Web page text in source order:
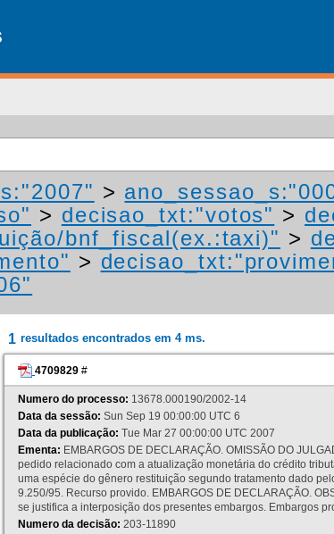
>
> decisao_txt:"votos" >
bnf_fiscal(ex.:taxi)" >
>
1 resultados encontrados em 4 ms.
4709829 #
Numero do processo: 13678.000190/2002-14
Data da sessão: Sun Sep 19 00:00:00 UTC 6
Data da publicação: Tue Mar 27 00:00:00 UTC 2007
Ementa: EMBARGOS DE DECLARAÇÃO. OMISSÃO DO
pedido relacionado com a atualização monetária do crédito
uma espécie do gênero restituição segundo tratamento dado
9.250/95. Recurso provido. EMBARGOS DE DECLARAÇÃO.
se justifica a interposição dos presentes embargos. Embargos
Numero da decisão: 203-11890